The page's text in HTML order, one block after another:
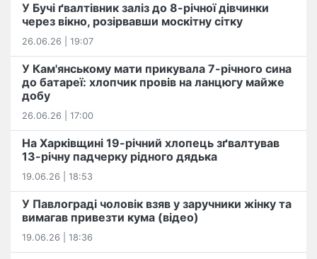
У Бучі ґвалтівник заліз до 8-річної дівчинки
через вікно, розірвавши москітну сітку
26.06.26 | 19:07
У Кам'янському мати прикувала 7-річного сина
до батареї: хлопчик провів на ланцюгу майже
добу
26.06.26 | 17:00
На Харківщині 19-річний хлопець​ ️зґвалтував
13-річну падчерку рідного дядька
19.06.26 | 18:53
У Павлограді чоловік взяв у заручники жінку та
вимагав привезти кума (відео)
19.06.26 | 18:36